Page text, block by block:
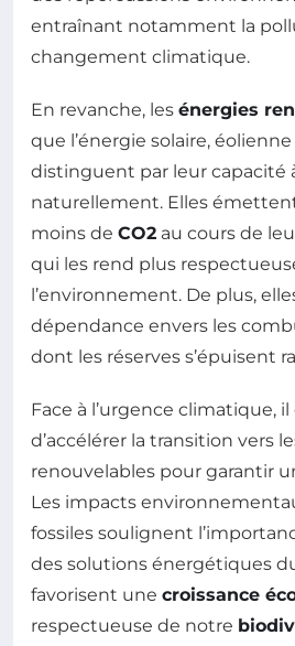
entraînant notamment la
changement climatique.
En revanche, les énergies
que l’énergie solaire,
distinguent par leur capacité
naturellement. Elles
moins de CO2 au cours de
qui les rend plus
l’environnement. De plus,
dépendance envers les
dont les réserves s’épuisent
Face à l’urgence climatique, il
d’accélérer la transition vers
renouvelables pour garantir
Les impacts
fossiles soulignent
des solutions énergétiques
favorisent une croissance
respectueuse de notre